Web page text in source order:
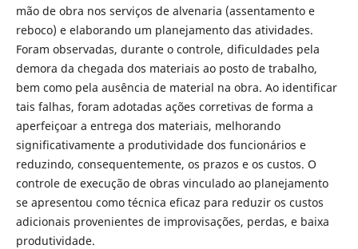
mão de obra nos serviços de alvenaria (assentamento e
reboco) e elaborando um planejamento das atividades.
Foram observadas, durante o controle, dificuldades pela
demora da chegada dos materiais ao posto de trabalho,
bem como pela ausência de material na obra. Ao identificar
tais falhas, foram adotadas ações corretivas de forma a
aperfeiçoar a entrega dos materiais, melhorando
significativamente a produtividade dos funcionários e
reduzindo, consequentemente, os prazos e os custos. O
controle de execução de obras vinculado ao planejamento
se apresentou como técnica eficaz para reduzir os custos
adicionais provenientes de improvisações, perdas, e baixa
produtividade.